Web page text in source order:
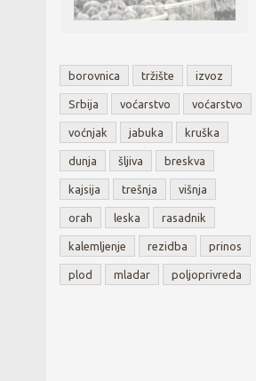
borovnica tržište izvoz
Srbija voćarstvo voćarstvo
voćnjak jabuka kruška
dunja šljiva breskva
kajsija trešnja višnja
orah leska rasadnik
kalemljenje rezidba prinos
plod mladar poljoprivreda